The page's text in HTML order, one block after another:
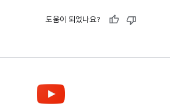
도움이 되었나요?